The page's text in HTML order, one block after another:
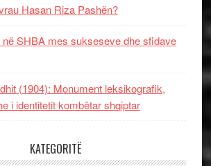
Hasan Riza Pashën?
SHBA mes sukseseve dhe sfidave
(1904): Monument leksikografik,
i identitetit kombëtar shqiptar
KATEGORITË